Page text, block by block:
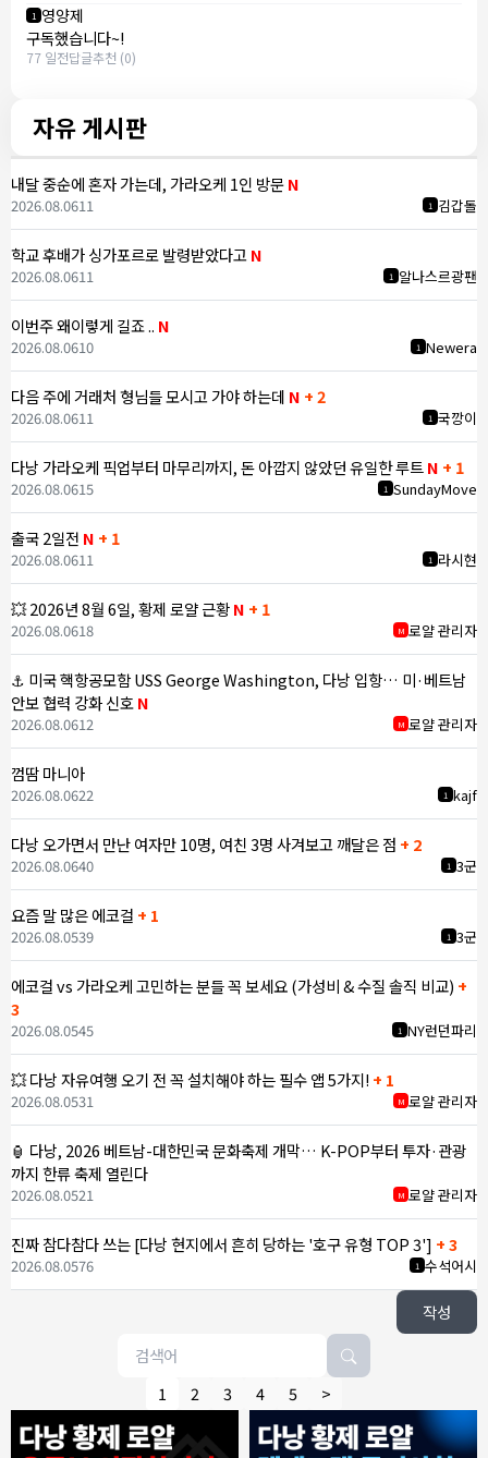
1 영양제
구독했습니다~!
77 일전답글추천 (0)
자유 게시판
내달 중순에 혼자 가는데, 가라오케 1인 방문N
1 김갑돌
2026.08.0611
학교 후배가 싱가포르로 발령받았다고N
1 알나스르광팬
2026.08.0611
이번주 왜이렇게 길죠 .. N
1 Newera
2026.08.0610
다음 주에 거래처 형님들 모시고 가야 하는데 N + 2
1 국깡이
2026.08.0611
다낭 가라오케 픽업부터 마무리까지, 돈 아깝지 않았던 유일한 루트N + 1
1 SundayMove
2026.08.0615
출국 2일전 N + 1
1 라시현
2026.08.0611
💥 2026년 8월 6일, 황제 로얄 근황N + 1
M 로얄 관리자
2026.08.0618
⚓ 미국 핵항공모함 USS George Washington, 다낭 입항… 미·베트남
안보 협력 강화 신호N
M 로얄 관리자
2026.08.0612
껌땀 마니아
1 kajf
2026.08.0622
다낭 오가면서 만난 여자만 10명, 여친 3명 사겨보고 깨달은 점 + 2
1 3군
2026.08.0640
요즘 말 많은 에코걸 + 1
1 3군
2026.08.0539
에코걸 vs 가라오케 고민하는 분들 꼭 보세요 (가성비 & 수질 솔직 비교) +
3
1 NY런던파리
2026.08.0545
💥 다낭 자유여행 오기 전 꼭 설치해야 하는 필수 앱 5가지! + 1
M 로얄 관리자
2026.08.0531
🏮 다낭, 2026 베트남-대한민국 문화축제 개막… K-POP부터 투자·관광
까지 한류 축제 열린다
M 로얄 관리자
2026.08.0521
진짜 참다참다 쓰는 [다낭 현지에서 흔히 당하는 '호구 유형 TOP 3'] + 3
1 수석어시
2026.08.0576
작성
1 2 3 4 5 >